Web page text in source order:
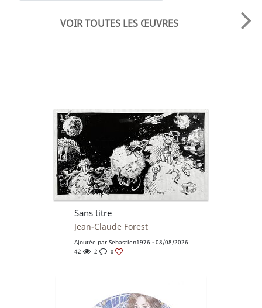
VOIR TOUTES LES ŒUVRES
Sans titre
Jean-Claude Forest
Ajoutée par Sebastien1976 - 08/08/2026
42
2 0